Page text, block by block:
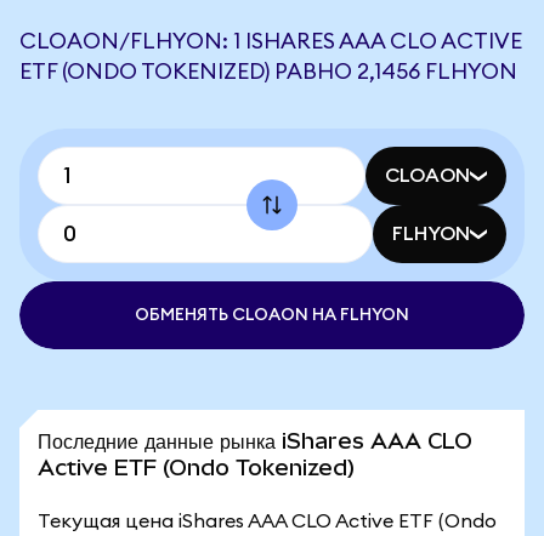
CLOAON/FLHYON: 1 ISHARES AAA CLO ACTIVE
ETF (ONDO TOKENIZED) РАВНО 2,1456 FLHYON
CLOAON
FLHYON
ОБМЕНЯТЬ CLOAON НА FLHYON
Последние данные рынка iShares AAA CLO
Active ETF (Ondo Tokenized)
Текущая цена iShares AAA CLO Active ETF (Ondo